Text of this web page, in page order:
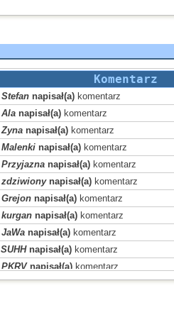
Komentarz
Stefan napisał(a) komentarz
Ala napisał(a) komentarz
Zyna napisał(a) komentarz
Malenki napisał(a) komentarz
Przyjazna napisał(a) komentarz
zdziwionynapisał(a) komentarz
Grejon napisał(a) komentarz
kurgan napisał(a) komentarz
JaWa napisał(a) komentarz
SUHHnapisał(a) komentarz
PKRVnapisał(a) komentarz
VQHKnapisał(a)komentarz